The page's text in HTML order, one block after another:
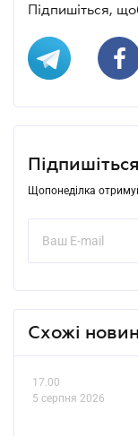
Підпишіться,
Щопонеділка
Схожі
17.00
5 серпня 2026